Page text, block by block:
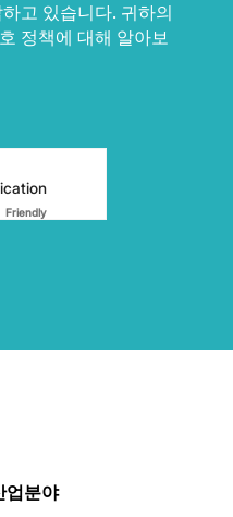
고 있습니다. 귀하의
정책에 대해 알아보
FriendlyCaptcha ⇗
업분야